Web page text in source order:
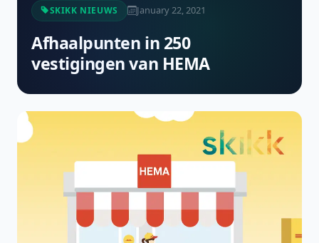
SKIKK NIEUWS January 22, 2021
Afhaalpunten in 250
vestigingen van HEMA